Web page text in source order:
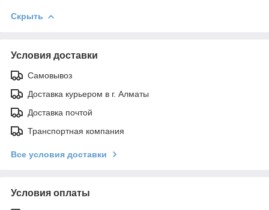
Скрыть
Условия доставки
Самовывоз
Доставка курьером в г. Алматы
Доставка почтой
Транспортная компания
Все условия доставки
Условия оплаты